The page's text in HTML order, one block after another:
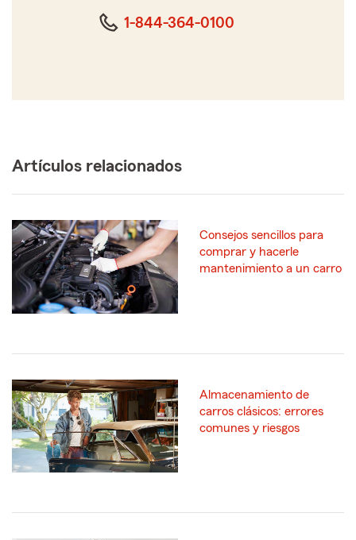
1-844-364-0100
Artículos relacionados
Consejos sencillos para
comprar y hacerle
mantenimiento a un carro
Almacenamiento de
carros clásicos: errores
comunes y riesgos